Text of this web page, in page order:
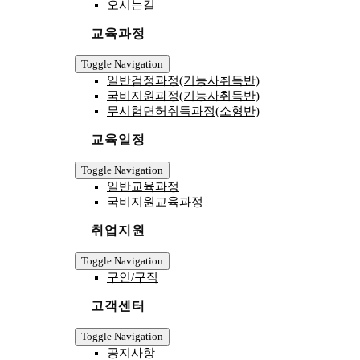
오시는길
교육과정
Toggle Navigation
일반검정과정(기능사취득반)
국비지원과정(기능사취득반)
무시험면허취득과정(소형반)
교육일정
Toggle Navigation
일반교육과정
국비지원교육과정
취업지원
Toggle Navigation
구인/구직
고객센터
Toggle Navigation
공지사항